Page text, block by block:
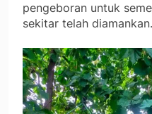
pengeboran untuk
sekitar telah diamankan.